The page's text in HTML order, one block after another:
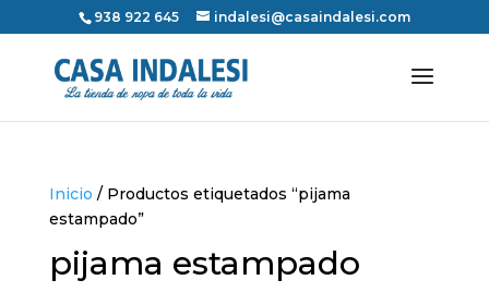
938 922 645 indalesi@casaindalesi.com
Inicio / Productos etiquetados “pijama
estampado”
pijama estampado